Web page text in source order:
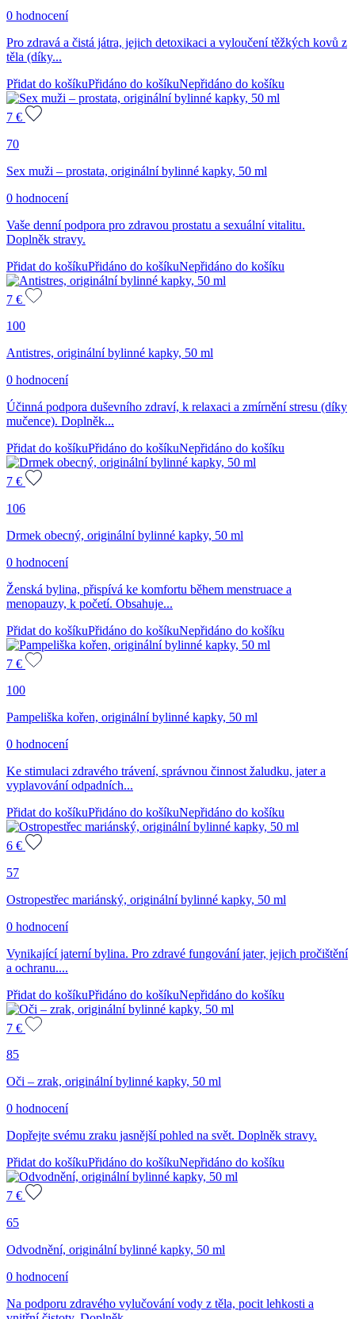
0 hodnocení
Pro zdravá a čistá játra, jejich detoxikaci a vyloučení těžkých kovů z
těla (díky...
Přidat do košíkuPřidáno do košíkuNepřidáno do košíku
7 €
70
Sex muži – prostata, originální bylinné kapky, 50 ml
0 hodnocení
Vaše denní podpora pro zdravou prostatu a sexuální vitalitu.
Doplněk stravy.
Přidat do košíkuPřidáno do košíkuNepřidáno do košíku
7 €
100
Antistres, originální bylinné kapky, 50 ml
0 hodnocení
Účinná podpora duševního zdraví, k relaxaci a zmírnění stresu (díky
mučence). Doplněk...
Přidat do košíkuPřidáno do košíkuNepřidáno do košíku
7 €
106
Drmek obecný, originální bylinné kapky, 50 ml
0 hodnocení
Ženská bylina, přispívá ke komfortu během menstruace a
menopauzy, k početí. Obsahuje...
Přidat do košíkuPřidáno do košíkuNepřidáno do košíku
7 €
100
Pampeliška kořen, originální bylinné kapky, 50 ml
0 hodnocení
Ke stimulaci zdravého trávení, správnou činnost žaludku, jater a
vyplavování odpadních...
Přidat do košíkuPřidáno do košíkuNepřidáno do košíku
6 €
57
Ostropestřec mariánský, originální bylinné kapky, 50 ml
0 hodnocení
Vynikající jaterní bylina. Pro zdravé fungování jater, jejich pročištění
a ochranu....
Přidat do košíkuPřidáno do košíkuNepřidáno do košíku
7 €
85
Oči – zrak, originální bylinné kapky, 50 ml
0 hodnocení
Dopřejte svému zraku jasnější pohled na svět. Doplněk stravy.
Přidat do košíkuPřidáno do košíkuNepřidáno do košíku
7 €
65
Odvodnění, originální bylinné kapky, 50 ml
0 hodnocení
Na podporu zdravého vylučování vody z těla, pocit lehkosti a